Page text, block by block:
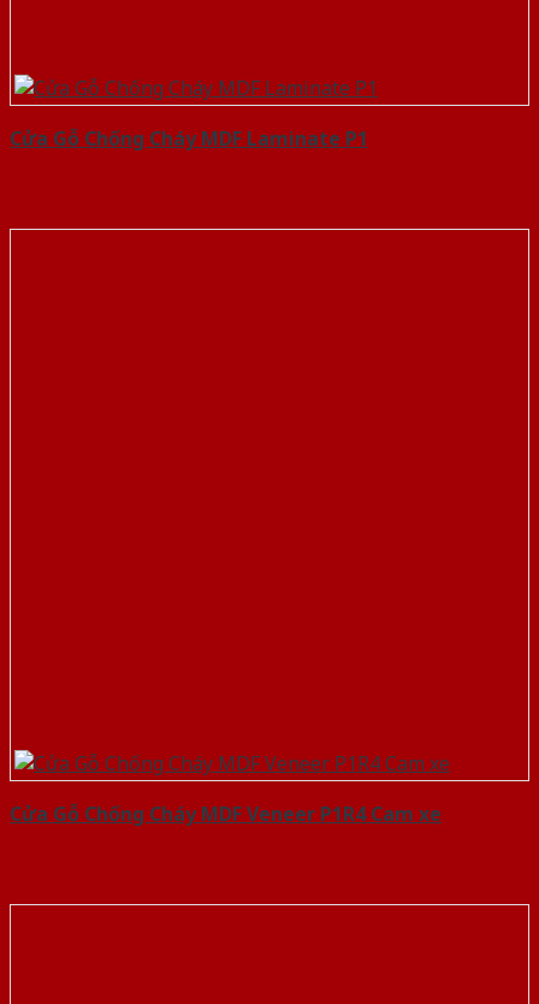
Cửa Gỗ Chống Cháy MDF Laminate P1
Cửa Gỗ Chống Cháy MDF Veneer P1R4 Cam xe